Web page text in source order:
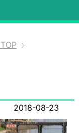
TOP
2018-08-23